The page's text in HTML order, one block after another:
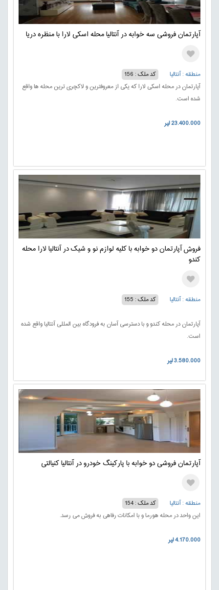
آپارتمان فروشی سه خوابه در آنتالیا محله اسکی لارا با منظره دریا
منطقه : آنتالیا
کد ملک : 156
آپارتمان در محله اسکی لارا که یکی از معروفترین و لاکچری ترین محله ها واقع
شده است.
23.400.000 لیر
فروش آپارتمان دو خوابه با کلیه لوازم نو و شیک در آنتالیا لارا محله
کندو
منطقه : آنتالیا کد ملک : 155
آپارتمان در محله کندو و با دسترسی آسان به فرودگاه بین المللی آنتالیا واقع شده
است.
3.580.000 لیر
آپارتمان فروشی دو خوابه با پارکینگ خودرو در آنتالیا کنیالتی
منطقه : آنتالیا
کد ملک : 154
این واحد در محله هورما و با امکانات رفاهی به فروش می رسد.
4.170.000 لیر